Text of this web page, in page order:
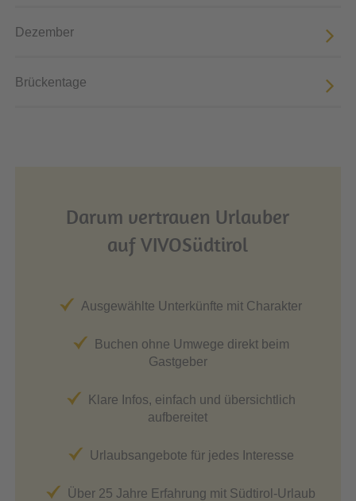
Dezember
Brückentage
Darum vertrauen Urlauber
auf VIVOSüdtirol
Ausgewählte Unterkünfte mit Charakter
Buchen ohne Umwege direkt beim
Gastgeber
Klare Infos, einfach und übersichtlich
aufbereitet
Urlaubsangebote für jedes Interesse
Über 25 Jahre Erfahrung mit Südtirol-Urlaub